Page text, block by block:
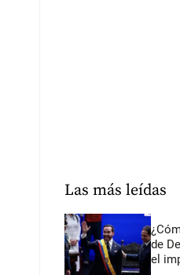
Las más leídas
de
el